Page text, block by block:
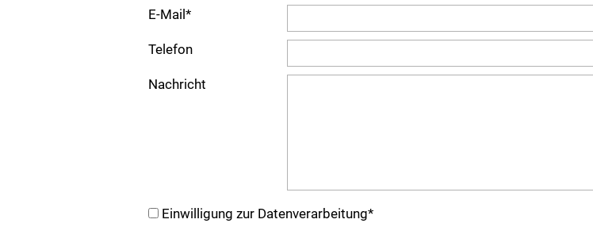
E-Mail *
Telefon
Nachricht
Einwilligung zur Datenverarbeitung*